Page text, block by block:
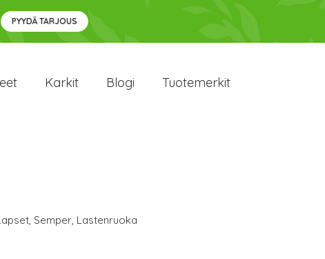
PYYDÄ TARJOUS
Karkit Blogi Tuotemerkit
, Semper, Lastenruoka